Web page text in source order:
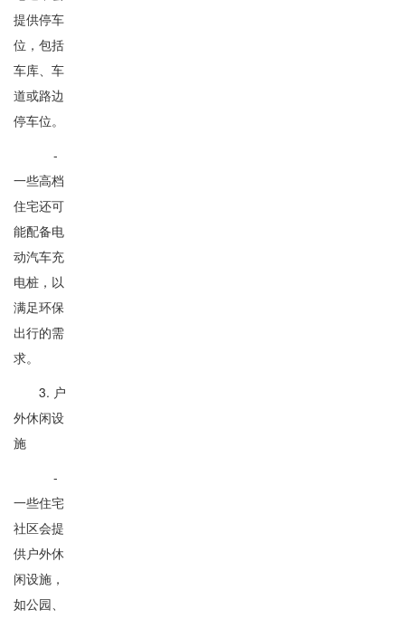
提供停车
位，包括
车库、车
道或路边
停车位。
-
一些高档
住宅还可
能配备电
动汽车充
电桩，以
满足环保
出行的需
求。
3. 户
外休闲设
施
-
一些住宅
社区会提
供户外休
闲设施，
如公园、